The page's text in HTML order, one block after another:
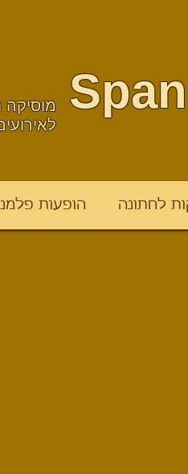
מוסיקה
הופעות לחתונה